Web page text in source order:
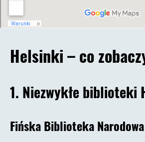
Helsinki – co
1. Niezwykłe biblioteki
Fińska Biblioteka Narodowa